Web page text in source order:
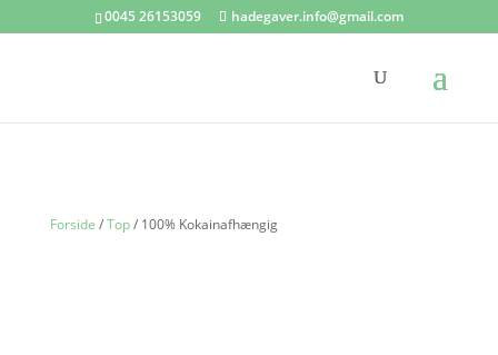
0045 26153059 hadegaver.info@gmail.com
Forside /Top/ 100% Kokainafhængig